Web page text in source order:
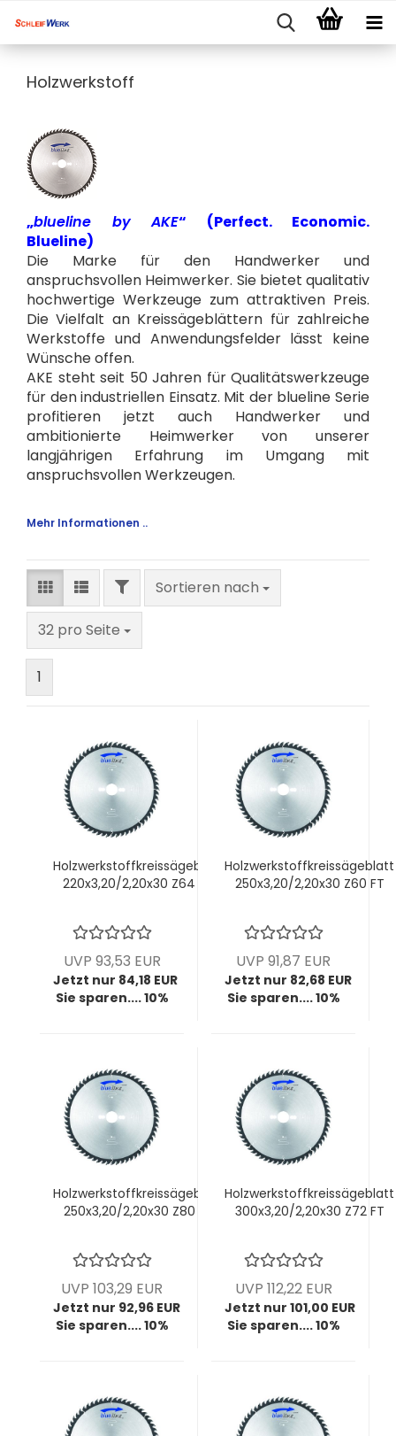
Holzwerkstoff
„blueline by AKE“ (Perfect. Economic.
Blueline)
Die Marke für den Handwerker und
anspruchsvollen Heimwerker. Sie bietet qualitativ
hochwertige Werkzeuge zum attraktiven Preis.
Die Vielfalt an Kreissägeblättern für zahlreiche
Werkstoffe und Anwendungsfelder lässt keine
Wünsche offen.
AKE steht seit 50 Jahren für Qualitätswerkzeuge
für den industriellen Einsatz. Mit der blueline Serie
profitieren jetzt auch Handwerker und
ambitionierte Heimwerker von unserer
langjährigen Erfahrung im Umgang mit
anspruchsvollen Werkzeugen.
Mehr Informationen ..
FILTERSortieren nach
Sortieren nach
32 pro Seite
pro Seite
1
Holzwerkstoffkreissägeblatt
220x3,20/2,20x30 Z64 FT
UVP 93,53 EUR
Jetzt nur 84,18 EUR
Sie sparen.... 10%
Holzwerkstoffkreissägeblatt
250x3,20/2,20x30 Z60 FT
UVP 91,87 EUR
Jetzt nur 82,68 EUR
Sie sparen.... 10%
Holzwerkstoffkreissägeblatt
250x3,20/2,20x30 Z80 FT
UVP 103,29 EUR
Jetzt nur 92,96 EUR
Sie sparen.... 10%
Holzwerkstoffkreissägeblatt
300x3,20/2,20x30 Z72 FT
UVP 112,22 EUR
Jetzt nur 101,00 EUR
Sie sparen.... 10%